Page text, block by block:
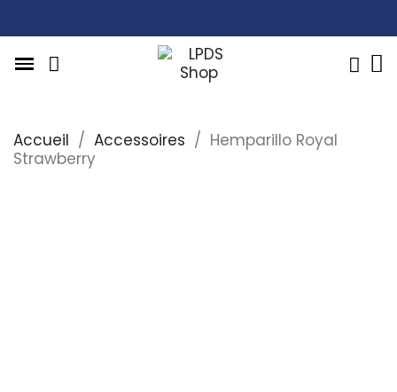
Accueil Accessoires
Hemparillo Royal
Strawberry